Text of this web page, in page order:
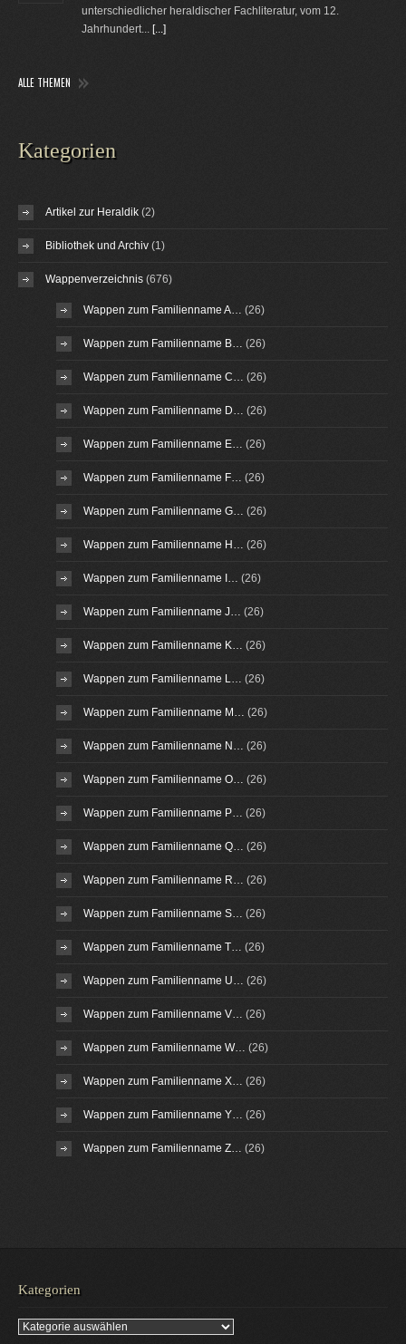
unterschiedlicher heraldischer Fachliteratur, vom 12.
Jahrhundert... [...]
ALLE THEMEN
Kategorien
Artikel zur Heraldik (2)
Bibliothek und Archiv (1)
Wappenverzeichnis (676)
Wappen zum Familienname A… (26)
Wappen zum Familienname B… (26)
Wappen zum Familienname C… (26)
Wappen zum Familienname D… (26)
Wappen zum Familienname E… (26)
Wappen zum Familienname F… (26)
Wappen zum Familienname G… (26)
Wappen zum Familienname H… (26)
Wappen zum Familienname I… (26)
Wappen zum Familienname J… (26)
Wappen zum Familienname K… (26)
Wappen zum Familienname L… (26)
Wappen zum Familienname M… (26)
Wappen zum Familienname N… (26)
Wappen zum Familienname O… (26)
Wappen zum Familienname P… (26)
Wappen zum Familienname Q… (26)
Wappen zum Familienname R… (26)
Wappen zum Familienname S… (26)
Wappen zum Familienname T… (26)
Wappen zum Familienname U… (26)
Wappen zum Familienname V… (26)
Wappen zum Familienname W… (26)
Wappen zum Familienname X… (26)
Wappen zum Familienname Y… (26)
Wappen zum Familienname Z… (26)
Kategorien
Kategorien